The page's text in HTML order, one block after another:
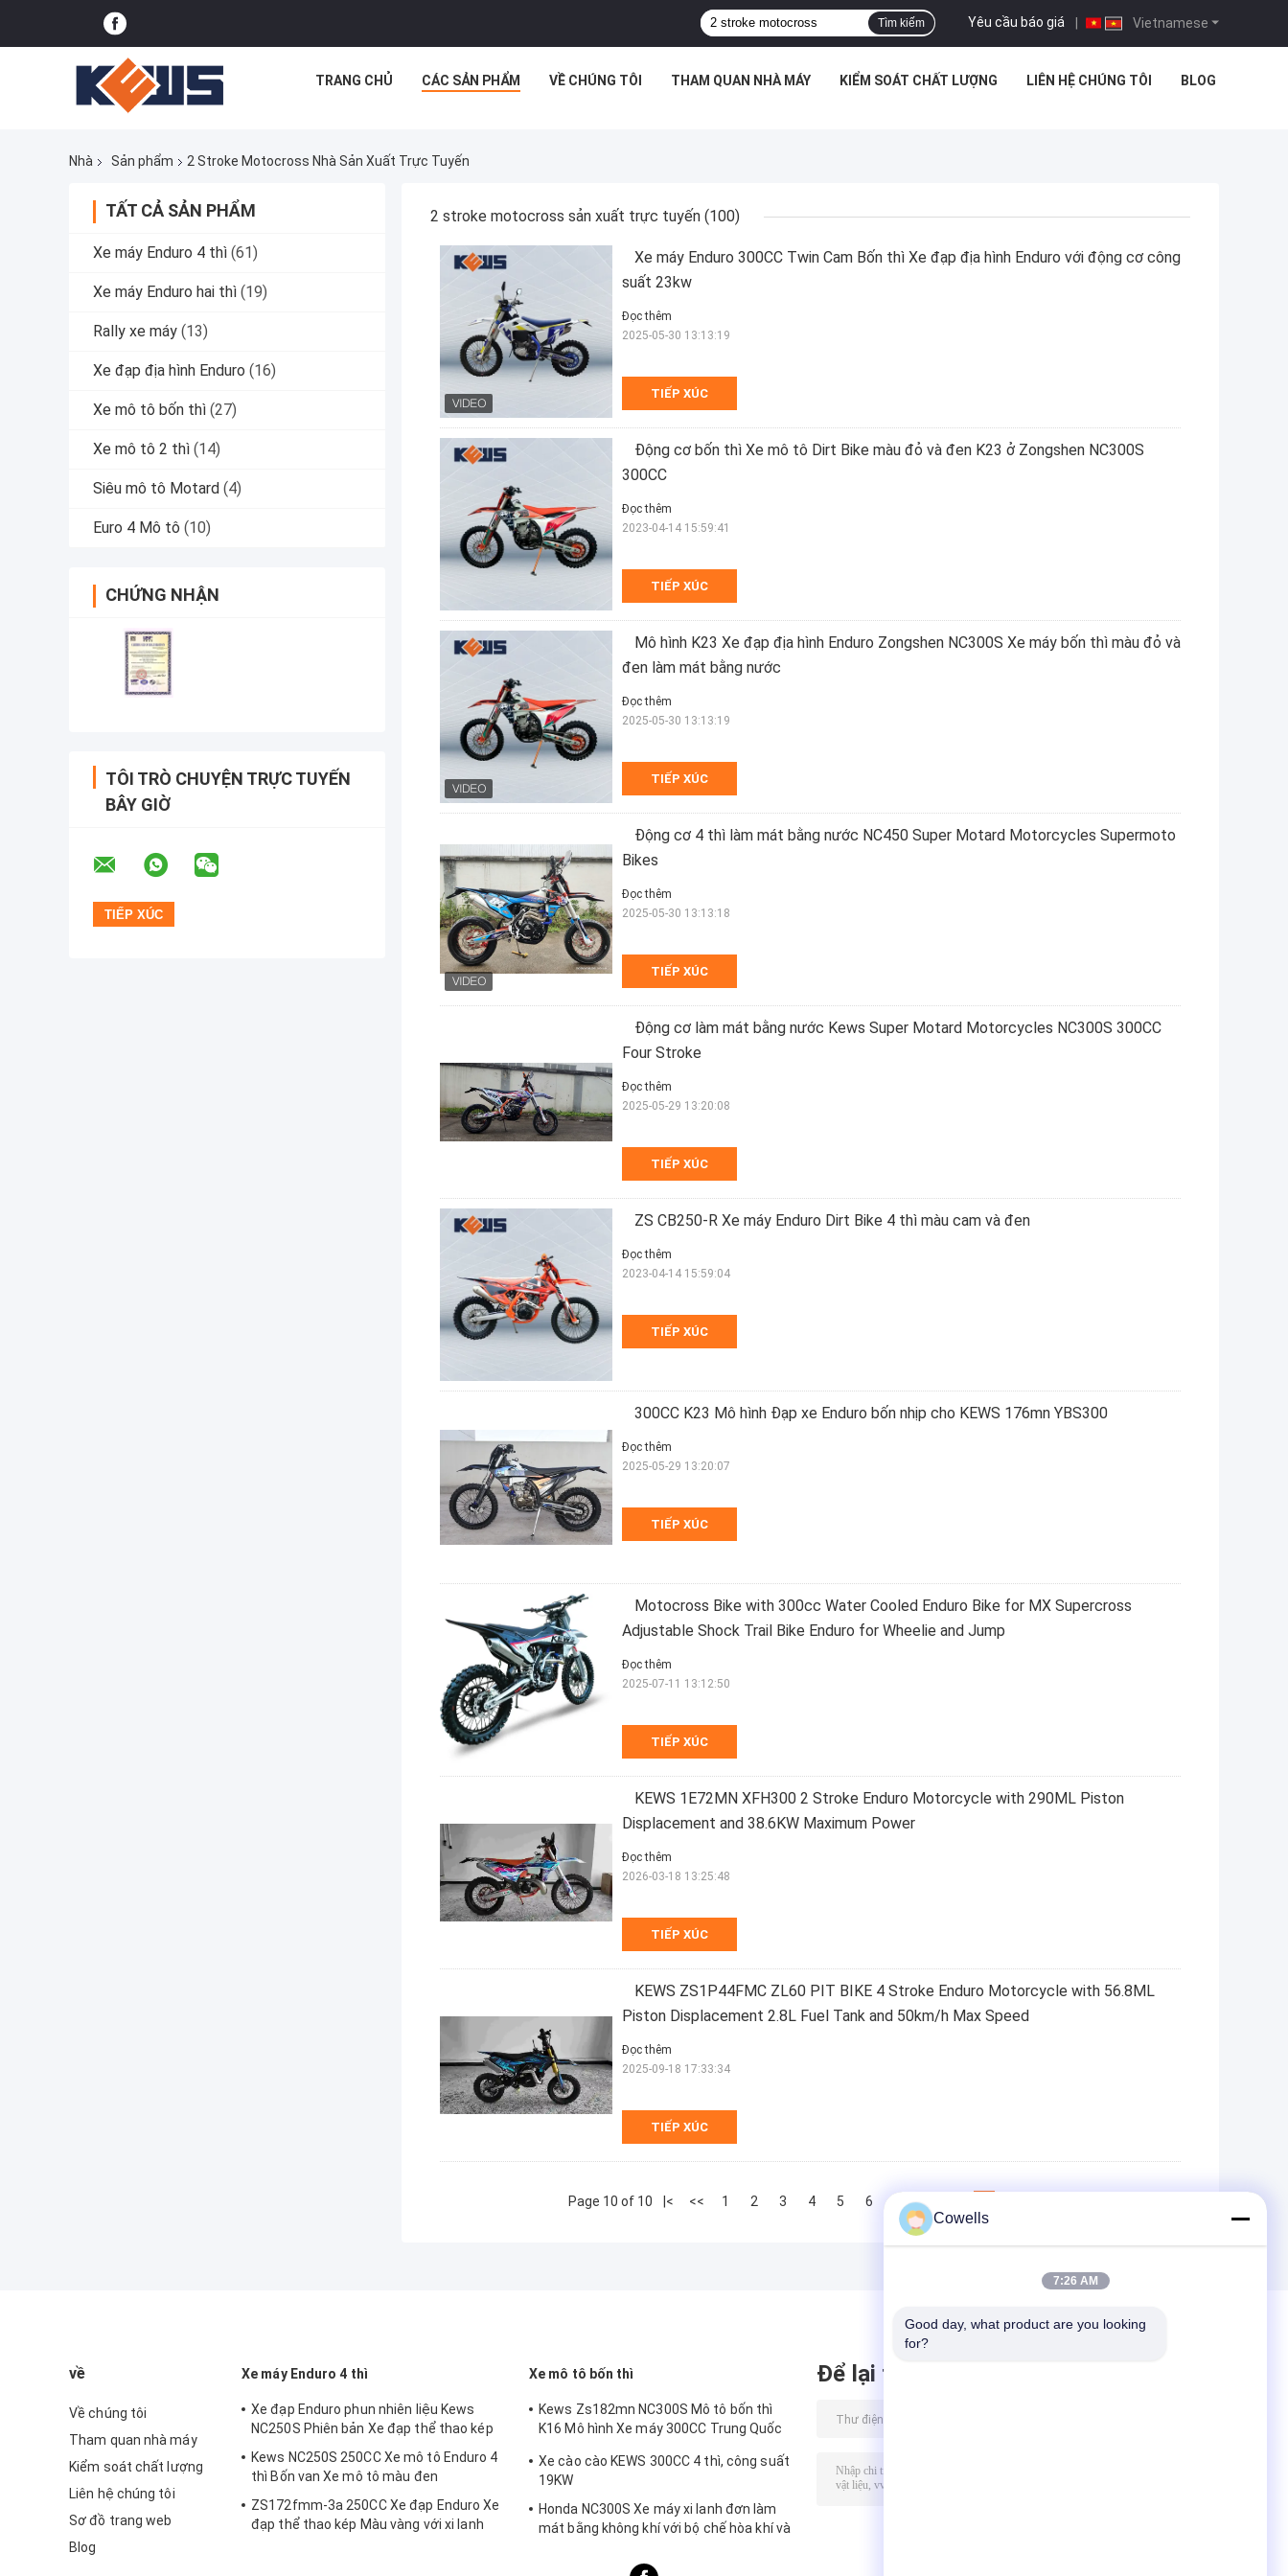
Vietnamese
Yêu cầu báo giá |
Tìm kiếm
TRANG CHỦ CÁC SẢN PHẨM VỀ CHÚNG TÔI THAM QUAN NHÀ MÁY KIỂM SOÁT CHẤT LƯỢNG LIÊN HỆ CHÚNG TÔI BLOG
Nhà Sản phẩm 2 Stroke Motocross Nhà Sản Xuất Trực Tuyến
TẤT CẢ SẢN PHẨM
Xe máy Enduro 4 thì (61)
Xe máy Enduro hai thì (19)
Rally xe máy (13)
Xe đạp địa hình Enduro (16)
Xe mô tô bốn thì (27)
Xe mô tô 2 thì (14)
Siêu mô tô Motard (4)
Euro 4 Mô tô (10)
CHỨNG NHẬN
TÔI TRÒ CHUYỆN TRỰC TUYẾN
BÂY GIỜ
2 stroke motocross sản xuất trực tuyến (100)
Xe máy Enduro 300CC Twin Cam Bốn thì Xe đạp địa hình Enduro với động cơ công
suất 23kw
TIẾP XÚC
Đọc thêm
2025-05-30 13:13:19
Động cơ bốn thì Xe mô tô Dirt Bike màu đỏ và đen K23 ở Zongshen NC300S
300CC
TIẾP XÚC
Đọc thêm
2023-04-14 15:59:41
Mô hình K23 Xe đạp địa hình Enduro Zongshen NC300S Xe máy bốn thì màu đỏ và
đen làm mát bằng nước
TIẾP XÚC
Đọc thêm
2025-05-30 13:13:19
Động cơ 4 thì làm mát bằng nước NC450 Super Motard Motorcycles Supermoto
Bikes
TIẾP XÚC
Đọc thêm
2025-05-30 13:13:18
Động cơ làm mát bằng nước Kews Super Motard Motorcycles NC300S 300CC
Four Stroke
TIẾP XÚC
Đọc thêm
2025-05-29 13:20:08
ZS CB250-R Xe máy Enduro Dirt Bike 4 thì màu cam và đen
TIẾP XÚC
Đọc thêm
2023-04-14 15:59:04
300CC K23 Mô hình Đạp xe Enduro bốn nhịp cho KEWS 176mn YBS300
TIẾP XÚC
Đọc thêm
2025-05-29 13:20:07
Motocross Bike with 300cc Water Cooled Enduro Bike for MX Supercross
Adjustable Shock Trail Bike Enduro for Wheelie and Jump
TIẾP XÚC
Đọc thêm
2025-07-11 13:12:50
KEWS 1E72MN XFH300 2 Stroke Enduro Motorcycle with 290ML Piston
Displacement and 38.6KW Maximum Power
TIẾP XÚC
Đọc thêm
2026-03-18 13:25:48
KEWS ZS1P44FMC ZL60 PIT BIKE 4 Stroke Enduro Motorcycle with 56.8ML
Piston Displacement 2.8L Fuel Tank and 50km/h Max Speed
TIẾP XÚC
Đọc thêm
2025-09-18 17:33:34
Page 10 of 10 |< << 1 2 3 4 5 6 8
về
Về chúng tôi
Tham quan nhà máy
Kiểm soát chất lượng
Liên hệ chúng tôi
Sơ đồ trang web
Blog
Xe máy Enduro 4 thì
Xe đạp Enduro phun nhiên liệu Kews
NC250S Phiên bản Xe đạp thể thao kép
Kews NC250S 250CC Xe mô tô Enduro 4
thì Bốn van Xe mô tô màu đen
ZS172fmm-3a 250CC Xe đạp Enduro Xe
đạp thể thao kép Màu vàng với xi lanh
Xe mô tô bốn thì
Kews Zs182mn NC300S Mô tô bốn thì
K16 Mô hình Xe máy 300CC Trung Quốc
Xe cào cào KEWS 300CC 4 thì, công suất
19KW
Honda NC300S Xe máy xi lanh đơn làm
mát bằng không khí với bộ chế hòa khí và
Để lại tin nhắn
Cowells
7:26 AM
Good day, what product are you looking
for?